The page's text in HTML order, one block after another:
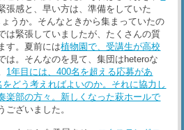
張感と、早い方は、準備をしていた
うか。そんなときから集まっていたの
は緊張していましたが、たくさんの質
す。夏前には植物園で、受講生が高校
は。そんなのを見て、集団はheteroな
1年目には、400名を超える応募があ
どう考えればよいのか。それに協力し
楽部の方々。新しくなった萩ホールで
ございました。